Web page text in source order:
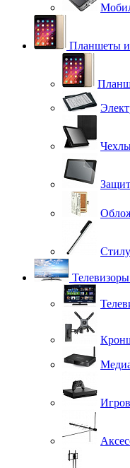
Планшеты